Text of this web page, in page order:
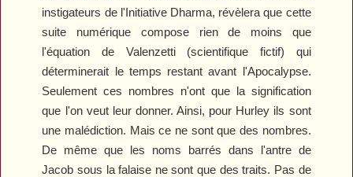
instigateurs de l'Initiative Dharma, révèlera que cette
suite numérique compose rien de moins que
l'équation de Valenzetti (scientifique fictif) qui
déterminerait le temps restant avant l'Apocalypse.
Seulement ces nombres n'ont que la signification
que l'on veut leur donner. Ainsi, pour Hurley ils sont
une malédiction. Mais ce ne sont que des nombres.
De même que les noms barrés dans l'antre de
Jacob sous la falaise ne sont que des traits. Pas de